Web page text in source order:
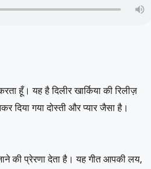
हूँ। यह है दिलीर खार्किया की रिलीज़
दिया गया दोस्ती और प्यार जैसा है।
की प्रेरणा देता है। यह गीत आपकी लय,